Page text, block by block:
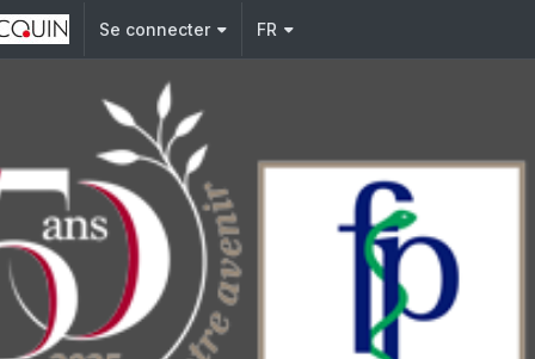
Se connecter FR